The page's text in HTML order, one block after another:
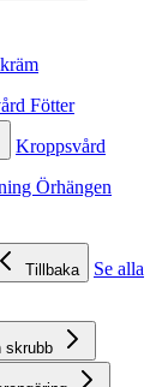
Fötter
Kroppsvård
Örhängen
Tillbaka
Se alla
skrubb